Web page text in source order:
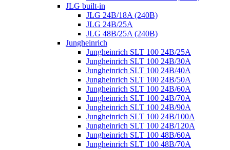
JLG built-in
JLG 24B/18A (240B)
JLG 24B/25A
JLG 48B/25A (240B)
Jungheinrich
Jungheinrich SLT 100 24B/25A
Jungheinrich SLT 100 24B/30A
Jungheinrich SLT 100 24B/40A
Jungheinrich SLT 100 24B/50A
Jungheinrich SLT 100 24B/60A
Jungheinrich SLT 100 24B/70A
Jungheinrich SLT 100 24B/90A
Jungheinrich SLT 100 24B/100A
Jungheinrich SLT 100 24B/120A
Jungheinrich SLT 100 48B/60A
Jungheinrich SLT 100 48B/70A